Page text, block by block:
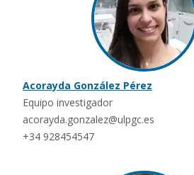
Acorayda González Pérez
Equipo investigador
acorayda.gonzalez@ulpgc.es
+34 928454547